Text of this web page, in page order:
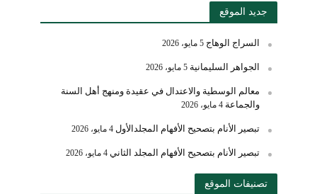
جديد الموقع
السراج الوهاج 5 مايو، 2026
الجواهر السليمانية 5 مايو، 2026
معالم الوسطية والاعتدال في عقيدة ومنهج أهل السنة
والجماعة 4 مايو، 2026
تبصير الأنام بتصحيح الأفهام المجلدالأول 4 مايو، 2026
تبصير الأنام بتصحيح الأفهام المجلد الثاني 4 مايو، 2026
تصنيفات الموقع